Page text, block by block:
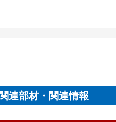
関連部材・関連情報